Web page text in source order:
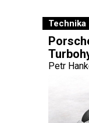
Technika
Petr